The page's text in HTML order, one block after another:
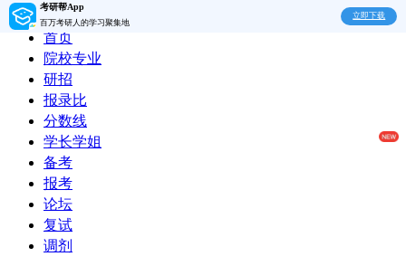
考研帮App
百万考研人的学习聚集地
立即下载
首页
院校专业
研招
报录比
分数线
学长学姐
备考
报考
论坛
复试
调剂